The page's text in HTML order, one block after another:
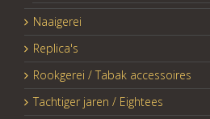
Naaigerei
Replica's
Rookgerei / Tabak accessoires
Tachtiger jaren / Eightees